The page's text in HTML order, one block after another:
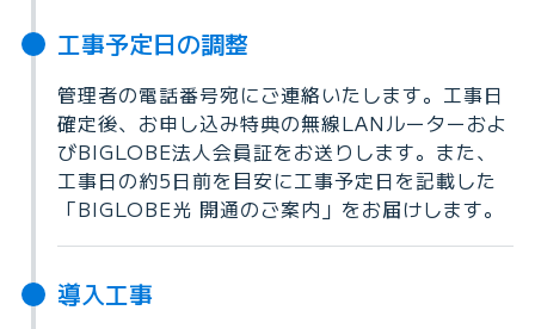
工事予定日の調整
管理者の電話番号宛にご連絡いたします。工事日
確定後、お申し込み特典の無線LANルーターおよ
びBIGLOBE法人会員証をお送りします。また、
工事日の約5日前を目安に工事予定日を記載した
「BIGLOBE光 開通のご案内」をお届けします。
導入工事